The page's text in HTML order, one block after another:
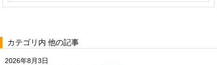
カテゴリ内 他の記事
2026年8月3日